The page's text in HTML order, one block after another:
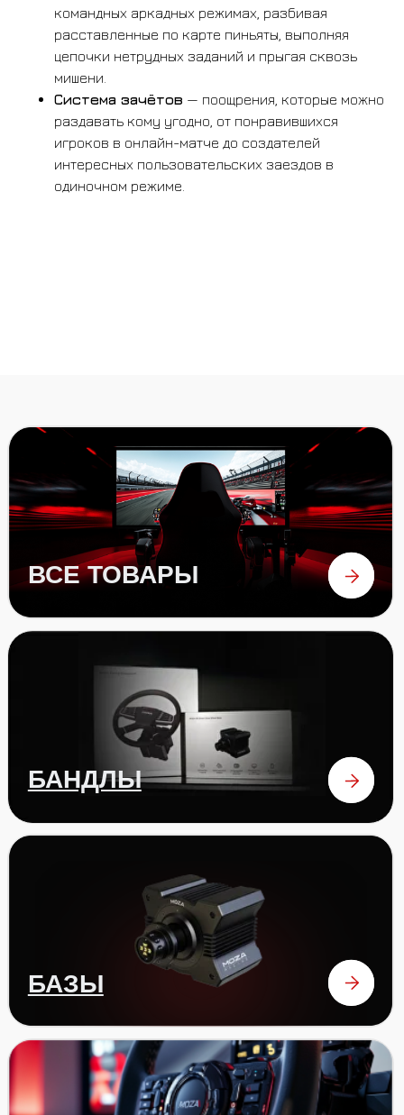
командных аркадных режимах, разбивая
расставленные по карте пиньяты, выполняя
цепочки нетрудных заданий и прыгая сквозь
мишени.
Система зачётов — поощрения, которые можно
раздавать кому угодно, от понравившихся
игроков в онлайн-матче до создателей
интересных пользовательских заездов в
одиночном режиме.
ВСЕ ТОВАРЫ
БАНДЛЫ
РУЛИ
аксессуары
ПЕДАЛИ